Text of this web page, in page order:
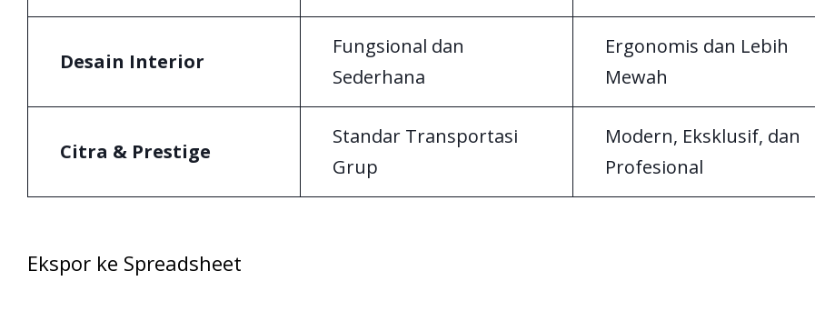
Desain Interior
Fungsional dan
Sederhana
Ergonomis dan Lebih
Mewah
Citra & Prestige
Standar Transportasi
Grup
Modern, Eksklusif, dan
Profesional
Ekspor ke Spreadsheet